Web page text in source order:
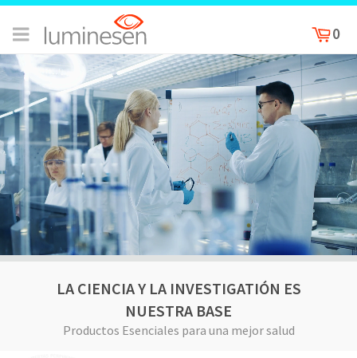
0
LA CIENCIA Y LA INVESTIGATIÓN ES
NUESTRA BASE
Productos Esenciales para una mejor salud